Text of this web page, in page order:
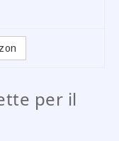
per il